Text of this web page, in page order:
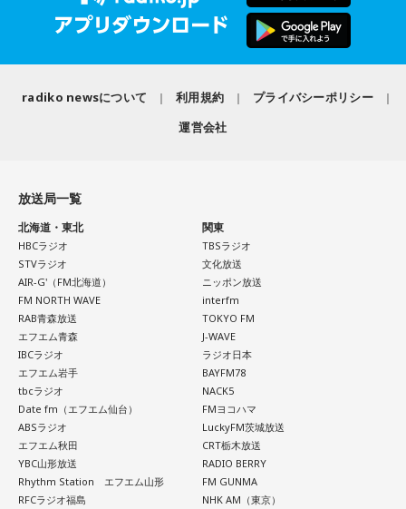
「本当は、でも歳出削減した方がいいんですよ。減税し
た分だけ恒久的に政府を小さくした方がインフレの時にはイ
ンフレ対策になるんですけどね。まあでも小さくしないで、
このまま現状維持でやるっつんだったら、2年ぐらいだったら
上念「1年や2年なら持たせてみせるみたいなね」
良いでしょう。周りの人たちと自分の意見が違う場合があり
そうですが、対立はせずに認め合えるようにすると◎
★ワンポイントアドバイス★
良いでしょう。
■監修者プロフィール：夏目みやび（なつめ・みやび）
東京・池袋占い館セレーネ所属。メッセージ性の高い鑑定は
リピーターも多く、心の琴線に触れると話題に。占いや開運
で個性が輝けるような占いを発信中。Yahoo!占い「マザー占
術」など数多くのコンテンツもリリース。
Webサイト：
https://selene-uranai.com/
オンライン占いセレーネ：
https://online-uranai.jp/
radiko newsについて 利用規約
プライバシーポリシー
運営会社
放送局一覧
北海道・東北
HBCラジオ
STVラジオ
AIR-G'（FM北海道）
FM NORTH WAVE
RAB青森放送
エフエム青森
IBCラジオ
エフエム岩手
tbcラジオ
Date fm（エフエム仙台）
ABSラジオ
エフエム秋田
YBC山形放送
Rhythm Station エフエム山形
RFCラジオ福島
関東
TBSラジオ
文化放送
ニッポン放送
interfm
TOKYO FM
J-WAVE
ラジオ日本
BAYFM78
NACK5
FMヨコハマ
LuckyFM茨城放送
CRT栃木放送
RADIO BERRY
FM GUNMA
NHK AM（東京）